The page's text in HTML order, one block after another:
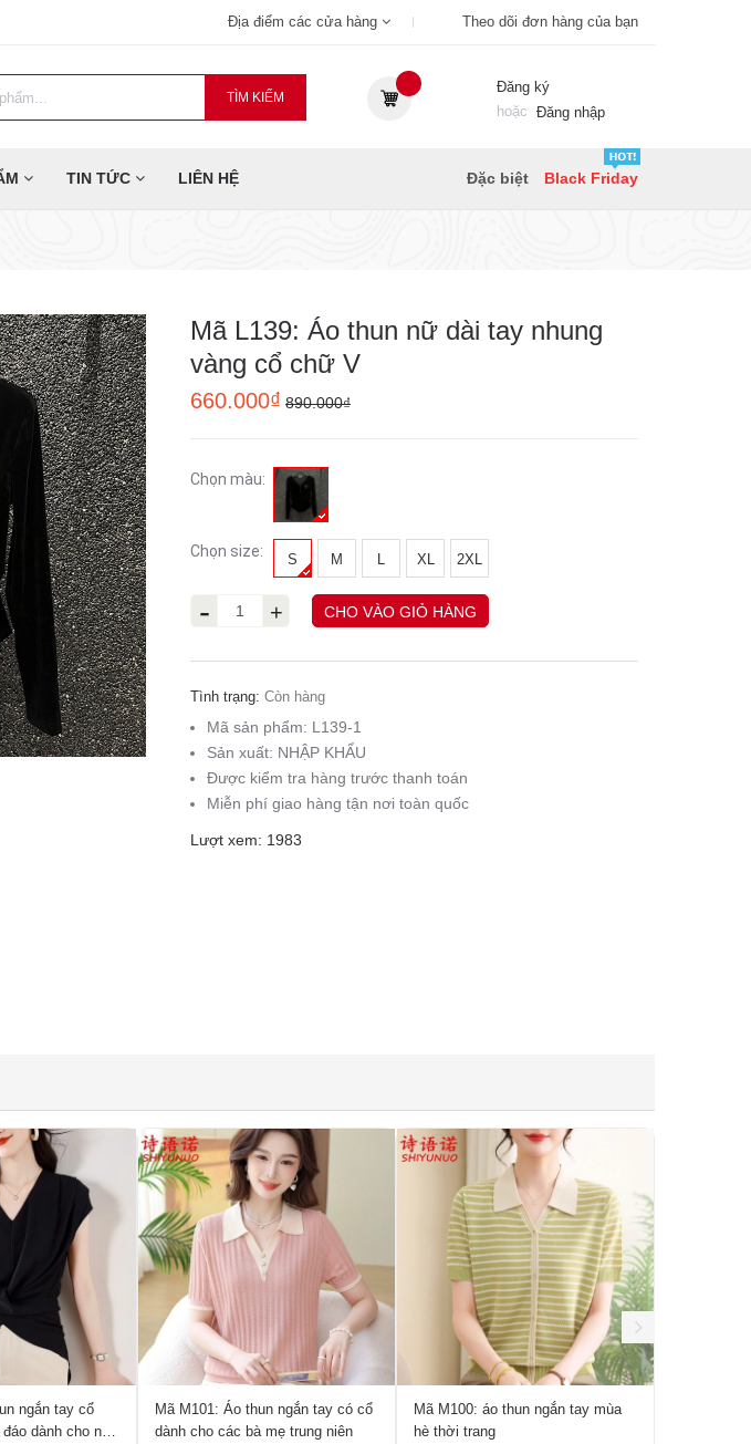
Địa điểm các cửa hàng Theo dõi đơn hàng của bạn
TÌM KIẾM
Đăng ký
hoặc Đăng nhập
TIN TỨC LIÊN HỆ Đặc biệt Black Friday
Mã L139: Áo thun nữ dài tay nhung
vàng cổ chữ V
660.000₫ 890.000₫
Chọn màu:
Chọn size: S M L XL 2XL
- + CHO VÀO GIỎ HÀNG
Tình trạng: Còn hàng
Mã sản phẩm: L139-1
Sản xuất: NHẬP KHẨU
Được kiểm tra hàng trước thanh toán
Miễn phí giao hàng tận nơi toàn quốc
Lượt xem: 1983
ngắn tay cổ
dành cho nữ
Mã M101: Áo thun ngắn tay có cổ
dành cho các bà mẹ trung niên
Mã M100: áo thun ngắn tay mùa
hè thời trang